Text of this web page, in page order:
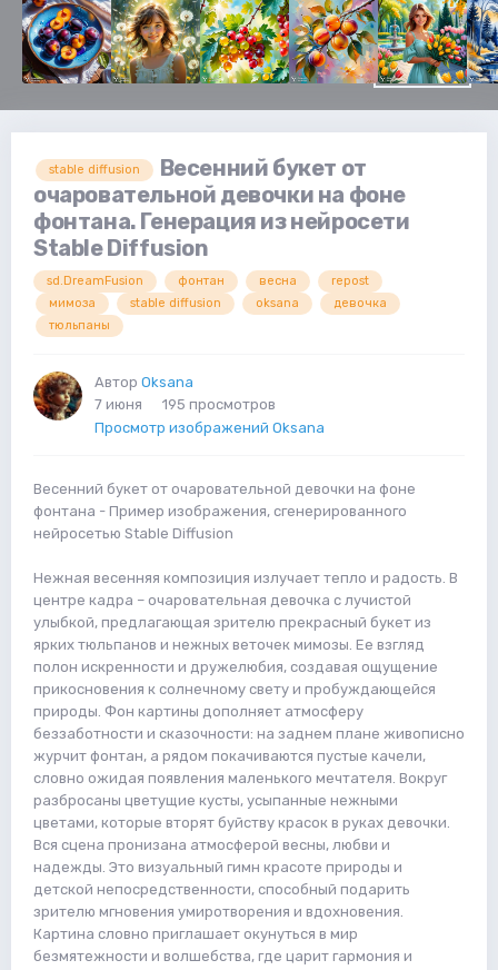
stable diffusion
Весенний букет от
очаровательной девочки на фоне
фонтана. Генерация из нейросети
Stable Diffusion
sd.DreamFusion фонтан весна
repost
мимоза
stable diffusion oksana
девочка
тюльпаны
Автор Oksana
7 июня
195 просмотров
Просмотр изображений Oksana
Весенний букет от очаровательной девочки на фоне
фонтана - Пример изображения, сгенерированного
нейросетью Stable Diffusion
Нежная весенняя композиция излучает тепло и радость. В
центре кадра – очаровательная девочка с лучистой
улыбкой, предлагающая зрителю прекрасный букет из
ярких тюльпанов и нежных веточек мимозы. Ее взгляд
полон искренности и дружелюбия, создавая ощущение
прикосновения к солнечному свету и пробуждающейся
природы. Фон картины дополняет атмосферу
беззаботности и сказочности: на заднем плане живописно
журчит фонтан, а рядом покачиваются пустые качели,
словно ожидая появления маленького мечтателя. Вокруг
разбросаны цветущие кусты, усыпанные нежными
цветами, которые вторят буйству красок в руках девочки.
Вся сцена пронизана атмосферой весны, любви и
надежды. Это визуальный гимн красоте природы и
детской непосредственности, способный подарить
зрителю мгновения умиротворения и вдохновения.
Картина словно приглашает окунуться в мир
безмятежности и волшебства, где царит гармония и